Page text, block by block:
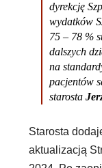
dyrekcję
wydatków
75 – 78 %
dalszych
na
pacjentów
starosta
Starosta
aktualizacją